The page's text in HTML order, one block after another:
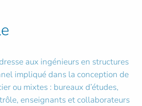
aux ingénieurs en structures
impliqué dans la conception de
ou mixtes : bureaux d’études,
enseignants et collaborateurs